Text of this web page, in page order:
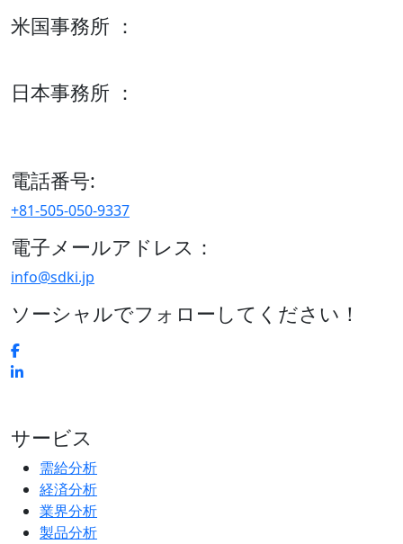
米国事務所 ：
日本事務所 ：
電話番号:
+81-505-050-9337
電子メールアドレス：
info@sdki.jp
ソーシャルでフォローしてください！
サービス
需給分析
経済分析
業界分析
製品分析